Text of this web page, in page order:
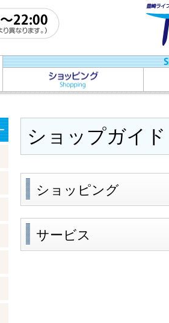
ショップガイド
ショッピング
サービス